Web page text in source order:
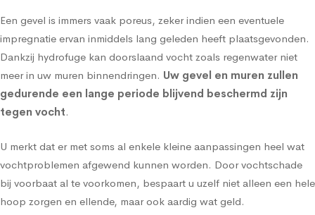
Een gevel is immers vaak poreus, zeker indien een eventuele
impregnatie ervan inmiddels lang geleden heeft plaatsgevonden.
Dankzij hydrofuge kan doorslaand vocht zoals regenwater niet
meer in uw muren binnendringen. Uw gevel en muren zullen
gedurende een lange periode blijvend beschermd zijn
tegen vocht.
U merkt dat er met soms al enkele kleine aanpassingen heel wat
vochtproblemen afgewend kunnen worden. Door vochtschade
bij voorbaat al te voorkomen, bespaart u uzelf niet alleen een hele
hoop zorgen en ellende, maar ook aardig wat geld.